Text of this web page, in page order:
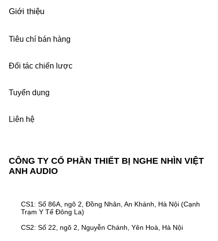
CÔNG TY CỔ PHẦN THIẾT BỊ NGHE NHÌN VIỆT
ANH AUDIO
CS1: Số 86A, ngõ 2, Đồng Nhân, An Khánh, Hà Nội (Cạnh
Trạm Y Tế Đông La)
CS2: Số 22, ngõ 2, Nguyễn Chánh, Yên Hoà, Hà Nội
Giới thiệu
Tiêu chí bán hàng
Đối tác chiến lược
Tuyển dụng
Liên hệ